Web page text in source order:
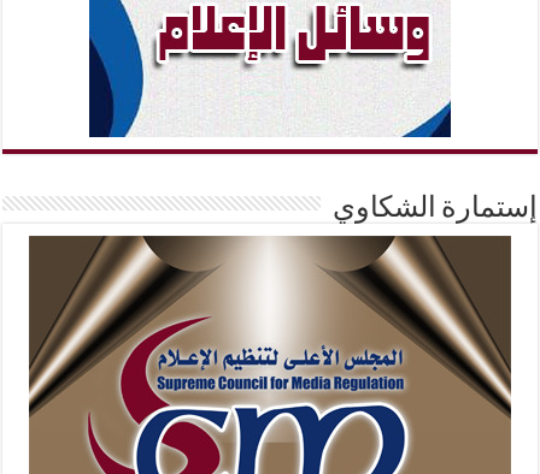
إستمارة الشكاوي